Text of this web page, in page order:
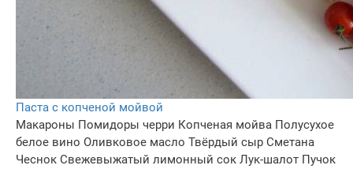
Паста с копченой мойвой
Макароны Помидоры черри Копченая мойва Полусухое
белое вино Оливковое масло Твёрдый сыр Сметана
Чеснок Свежевыжатый лимонный сок Лук-шалот Пучок